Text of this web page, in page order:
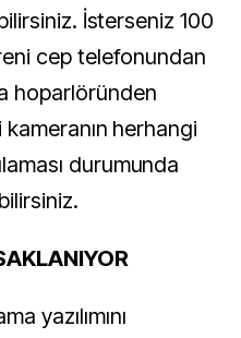
İsterseniz 100
cep telefonundan
hoparlöründen
herhangi
durumunda
yazılımını